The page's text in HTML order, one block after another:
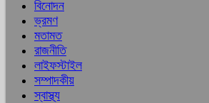
বিনোদন
ভ্রমণ
মতামত
রাজনীতি
লাইফস্টাইল
সম্পাদকীয়
স্বাস্থ্য